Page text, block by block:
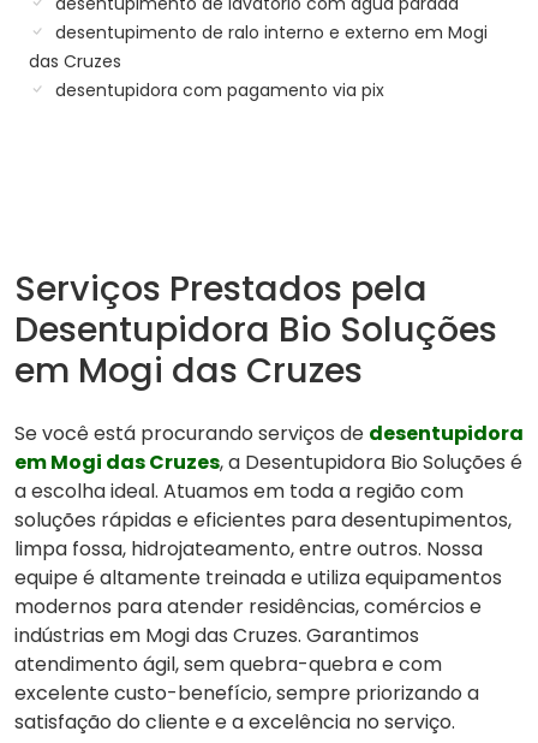
desentupimento de ralo interno e externo em Mogi
das Cruzes
desentupidora com pagamento via pix
Serviços Prestados pela
Desentupidora Bio Soluções
em Mogi das Cruzes
Se você está procurando serviços de desentupidora
em Mogi das Cruzes, a Desentupidora Bio Soluções é
a escolha ideal. Atuamos em toda a região com
soluções rápidas e eficientes para desentupimentos,
limpa fossa, hidrojateamento, entre outros. Nossa
equipe é altamente treinada e utiliza equipamentos
modernos para atender residências, comércios e
indústrias em Mogi das Cruzes. Garantimos
atendimento ágil, sem quebra-quebra e com
excelente custo-benefício, sempre priorizando a
satisfação do cliente e a excelência no serviço.